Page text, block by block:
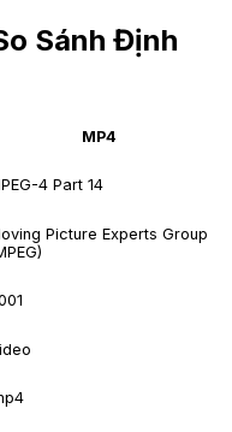
Sánh Định
MP4
4 Part 14
Picture Experts Group